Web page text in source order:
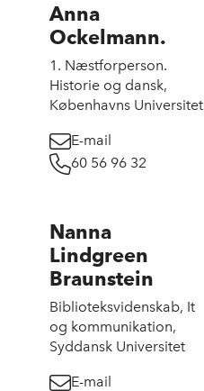
Anna
Ockelmann.
1. Næstforperson.
Historie og dansk,
Københavns Universitet
E-mail
60 56 96 32
Nanna
Lindgreen
Braunstein
Biblioteksvidenskab, It
og kommunikation,
Syddansk Universitet
E-mail